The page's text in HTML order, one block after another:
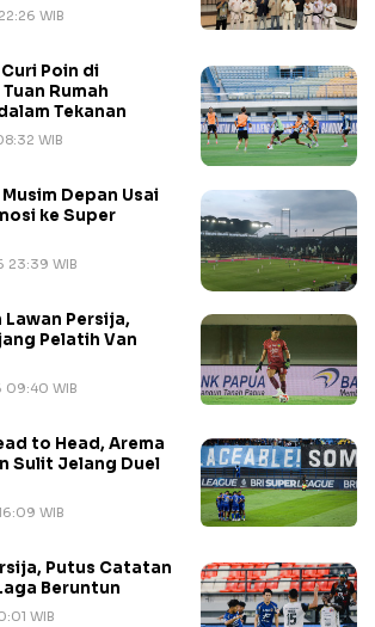
WIB
Poin di
Rumah
Tekanan
WIB
Depan Usai
ke Super
23:39 WIB
Persija,
Pelatih Van
09:40 WIB
to Head, Arema
Sulit Jelang Duel
WIB
Putus Catatan
Beruntun
WIB